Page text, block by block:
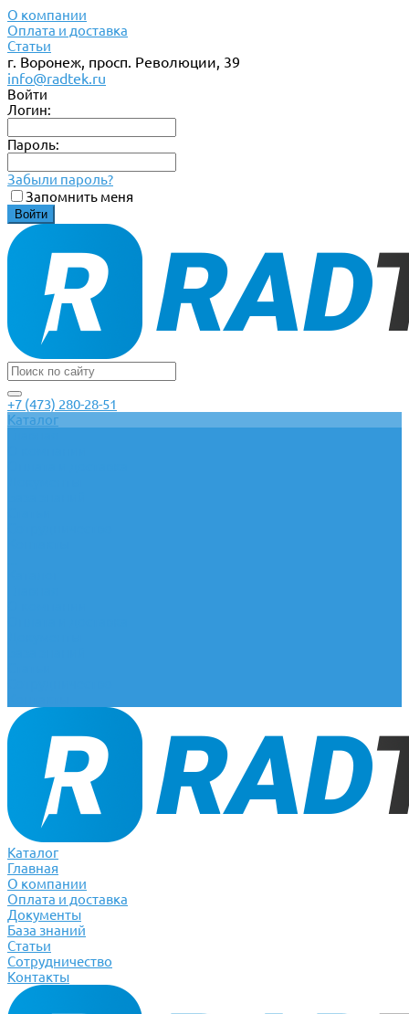
О компании
Оплата и доставка
Статьи
г. Воронеж, просп. Революции, 39
info@radtek.ru
Войти
Логин:
Пароль:
Забыли пароль?
Запомнить меня
+7 (473) 280-28-51
Каталог
Каталог
Главная
О компании
Оплата и доставка
Документы
База знаний
Статьи
Сотрудничество
Контакты